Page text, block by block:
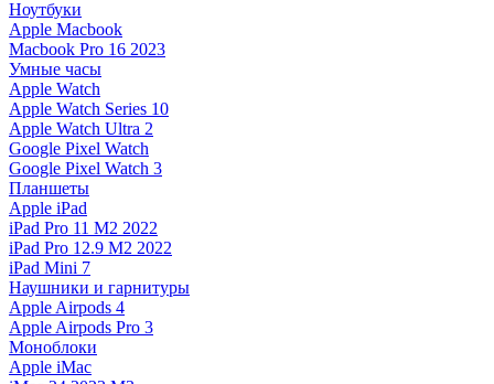
Ноутбуки
Apple Macbook
Macbook Pro 16 2023
Умные часы
Apple Watch
Apple Watch Series 10
Apple Watch Ultra 2
Google Pixel Watch
Google Pixel Watch 3
Планшеты
Apple iPad
iPad Pro 11 M2 2022
iPad Pro 12.9 M2 2022
iPad Mini 7
Наушники и гарнитуры
Apple Airpods 4
Apple Airpods Pro 3
Моноблоки
Apple iMac